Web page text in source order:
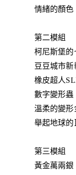
情緒的顏色
第二模組
柯尼斯堡的
豆豆城市新
橡皮超人
數字變形蟲
溫柔的變形
舉起地球的
第三模組
黃金萬兩銀